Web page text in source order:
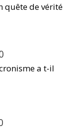
quête de vérité
a t-il